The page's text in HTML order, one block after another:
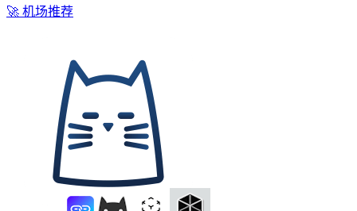
🚀 机场推荐